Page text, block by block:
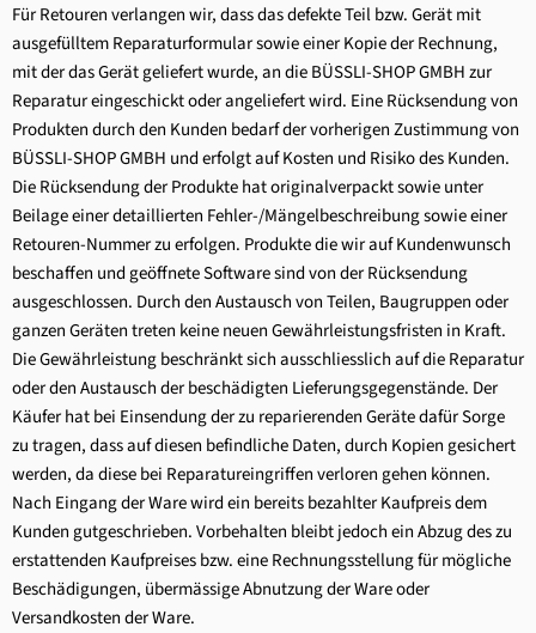
Für Retouren verlangen wir, dass das defekte Teil bzw. Gerät mit
ausgefülltem Reparaturformular sowie einer Kopie der Rechnung,
mit der das Gerät geliefert wurde, an die BÜSSLI-SHOP GMBH zur
Reparatur eingeschickt oder angeliefert wird. Eine Rücksendung von
Produkten durch den Kunden bedarf der vorherigen Zustimmung von
BÜSSLI-SHOP GMBH und erfolgt auf Kosten und Risiko des Kunden.
Die Rücksendung der Produkte hat originalverpackt sowie unter
Beilage einer detaillierten Fehler-/Mängelbeschreibung sowie einer
Retouren-Nummer zu erfolgen. Produkte die wir auf Kundenwunsch
beschaffen und geöffnete Software sind von der Rücksendung
ausgeschlossen. Durch den Austausch von Teilen, Baugruppen oder
ganzen Geräten treten keine neuen Gewährleistungsfristen in Kraft.
Die Gewährleistung beschränkt sich ausschliesslich auf die Reparatur
oder den Austausch der beschädigten Lieferungsgegenstände. Der
Käufer hat bei Einsendung der zu reparierenden Geräte dafür Sorge
zu tragen, dass auf diesen befindliche Daten, durch Kopien gesichert
werden, da diese bei Reparatureingriffen verloren gehen können.
Nach Eingang der Ware wird ein bereits bezahlter Kaufpreis dem
Kunden gutgeschrieben. Vorbehalten bleibt jedoch ein Abzug des zu
erstattenden Kaufpreises bzw. eine Rechnungsstellung für mögliche
Beschädigungen, übermässige Abnutzung der Ware oder
Versandkosten der Ware.